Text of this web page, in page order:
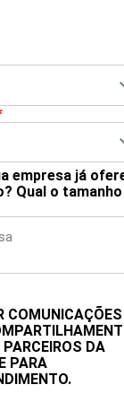
empresa já
Qual o
DA
PARA